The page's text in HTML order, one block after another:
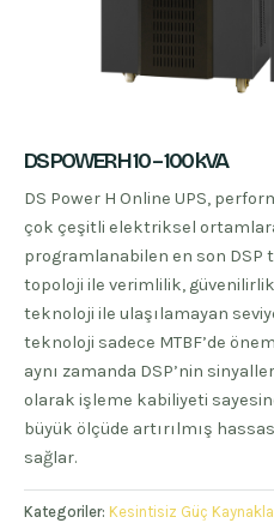
DS POWER H 10 – 100 kVA
DS Power H Online UPS,
çok çeşitli elektriksel
programlanabilen en son DSP
topoloji ile verimlilik,
teknoloji ile ulaşılamayan
teknoloji sadece MTBF’de
aynı zamanda DSP’nin
olarak işleme kabiliyeti
büyük ölçüde artırılmış
sağlar.
Kategoriler: Kesintisiz Güç